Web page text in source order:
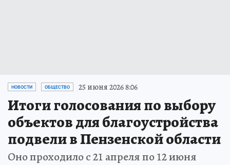
НОВОСТИ ОБЩЕСТВО 25 июня 2026 8:06
Итоги голосования по выбору
объектов для благоустройства
подвели в Пензенской области
Оно проходило с 21 апреля по 12 июня